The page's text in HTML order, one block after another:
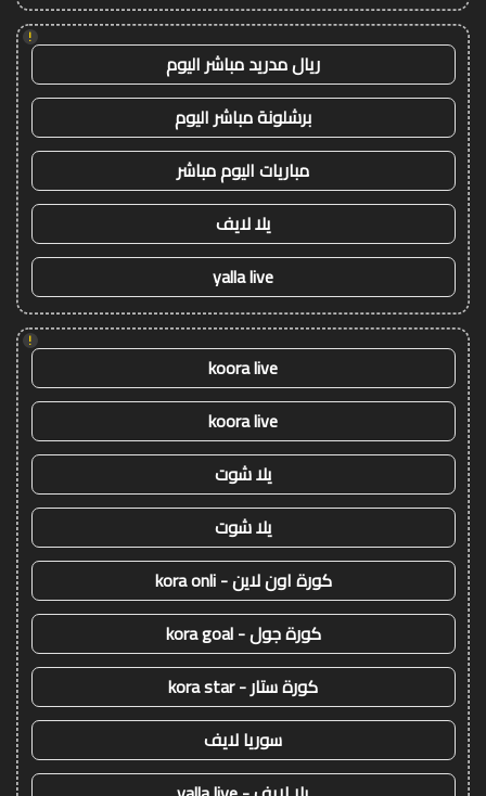
!
ريال مدريد مباشر اليوم
برشلونة مباشر اليوم
مباريات اليوم مباشر
يلا لايف
yalla live
!
koora live
koora live
يلا شوت
يلا شوت
كورة اون لاين - kora onli
كورة جول - kora goal
كورة ستار - kora star
سوريا لايف